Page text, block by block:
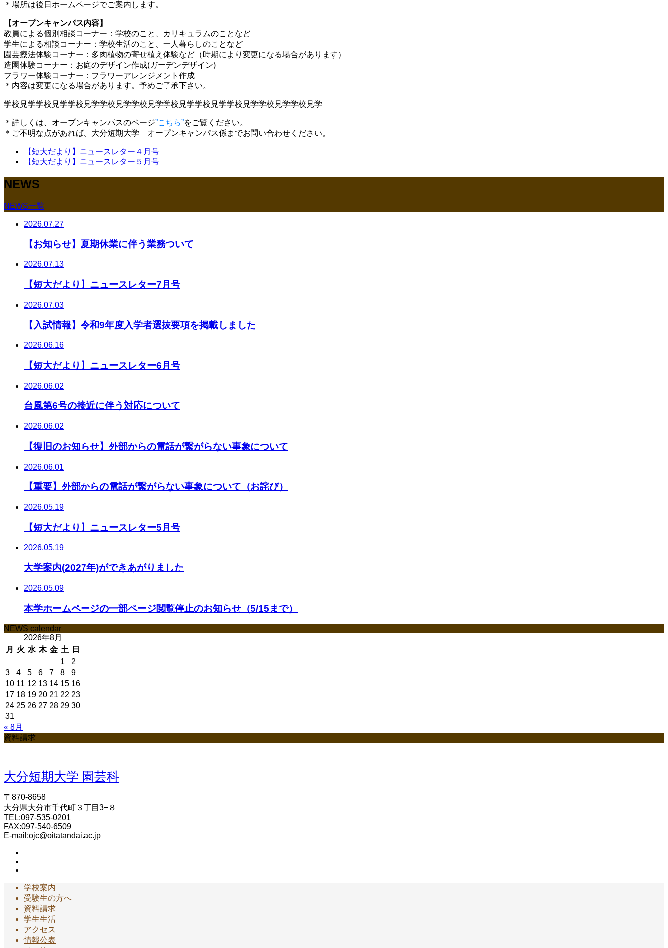
＊場所は後日ホームページでご案内します。
【オープンキャンパス内容】
教員による個別相談コーナー：学校のこと、カリキュラムのことなど
学生による相談コーナー：学校生活のこと、一人暮らしのことなど
園芸療法体験コーナー：多肉植物の寄せ植え体験など（時期により変更になる場合があります）
造園体験コーナー：お庭のデザイン作成(ガーデンデザイン)
フラワー体験コーナー：フラワーアレンジメント作成
＊内容は変更になる場合があります。予めご了承下さい。
学校見学学校見学学校見学学校見学学校見学学校見学学校見学学校見学学校見学学校見学
＊詳しくは、オープンキャンパスのページ”こちら”をご覧ください。
＊ご不明な点があれば、大分短期大学 オープンキャンパス係までお問い合わせください。
【短大だより】ニュースレター４月号
【短大だより】ニュースレター５月号
NEWS
NEWS一覧
2026.07.27
【お知らせ】夏期休業に伴う業務ついて
2026.07.13
【短大だより】ニュースレター7月号
2026.07.03
【入試情報】令和9年度入学者選抜要項を掲載しました
2026.06.16
【短大だより】ニュースレター6月号
2026.06.02
台風第6号の接近に伴う対応について
2026.06.02
【復旧のお知らせ】外部からの電話が繋がらない事象について
2026.06.01
【重要】外部からの電話が繋がらない事象について（お詫び）
2026.05.19
【短大だより】ニュースレター5月号
2026.05.19
大学案内(2027年)ができあがりました
2026.05.09
本学ホームページの一部ページ閲覧停止のお知らせ（5/15まで）
NEWS calendar
2026年8月
月
火 水 木 金 土
日
1
2
3
4 5 6 7 8
9
10 11 12 13 14 15 16
17 18 19 20 21 22 23
24 25 26 27 28 29 30
31
« 8月
資料請求
大分短期大学 園芸科
〒870-8658
大分県大分市千代町３丁目3−８
TEL:097-535-0201
FAX:097-540-6509
E-mail:ojc@oitatandai.ac.jp
学校案内
受験生の方へ
資料請求
学生生活
アクセス
情報公表